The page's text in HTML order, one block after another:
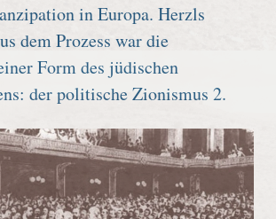
in Europa. Herzls
dem Prozess war die
Form des jüdischen
der politische Zionismus 2.